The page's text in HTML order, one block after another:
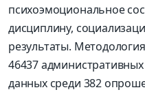
психоэмоциональное
дисциплину,
результаты.
46437
данных среди 382